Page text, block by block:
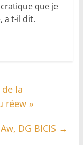
que je
a t-il dit.
la
réew »
DG BICIS →